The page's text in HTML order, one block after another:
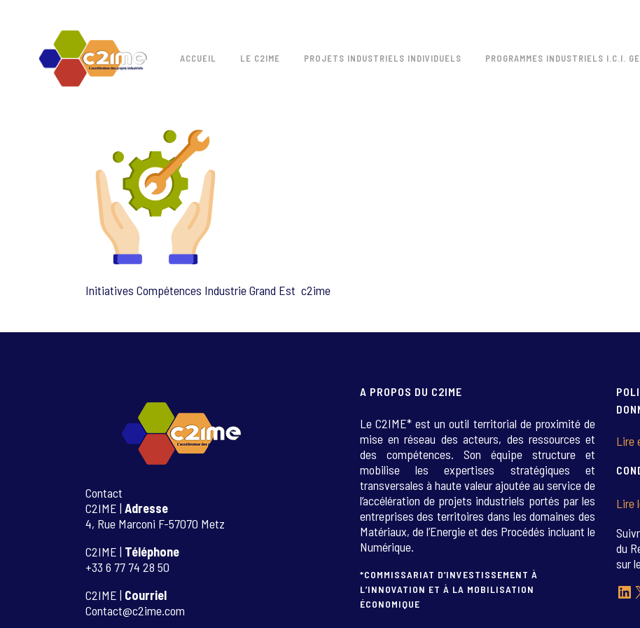
ACCUEIL LE C2IME PROJETS INDUSTRIELS INDIVIDUELS PROGRAMMES INDUSTRIELS I.C.I. GE
Initiatives Compétences Industrie Grand Est c2ime
Contact
C2IME | Adresse
4, Rue Marconi F-57070 Metz
C2IME | Téléphone
+33 6 77 74 28 50
C2IME | Courriel
Contact@c2ime.com
A PROPOS DU C2IME
Le C2IME* est un outil territorial de proximité de
mise en réseau des acteurs, des ressources et
des compétences. Son équipe structure et
mobilise les expertises stratégiques et
transversales à haute valeur ajoutée au service de
l’accélération de projets industriels portés par les
entreprises des territoires dans les domaines des
Matériaux, de l’Energie et des Procédés incluant le
Numérique.
*COMMISSARIAT D’INVESTISSEMENT À
L’INNOVATION ET À LA MOBILISATION
ÉCONOMIQUE
Lire
Lire
du
sur